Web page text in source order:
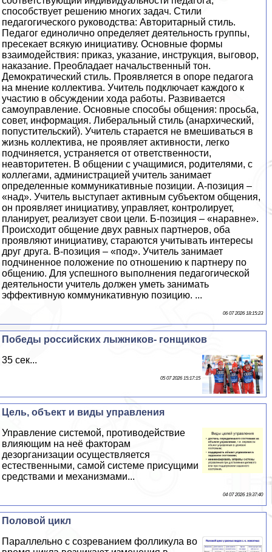
способствует решению многих задач. Стили
педагогического руководства: Авторитарный стиль.
Педагог единолично определяет деятельность группы,
пресекает всякую инициативу. Основные формы
взаимодействия: приказ, указание, инструкция, выговор,
наказание. Преобладает начальственный тон.
Демократический стиль. Проявляется в опоре педагога
на мнение коллектива. Учитель подключает каждого к
участию в обсуждении хода работы. Развивается
самоуправление. Основные способы общения: просьба,
совет, информация. Либеральный стиль (анархический,
попустительский). Учитель старается не вмешиваться в
жизнь коллектива, не проявляет активности, легко
подчиняется, устраняется от ответственности,
неавторитетен. В общении с учащимися, родителями, с
коллегами, администрацией учитель занимает
определенные коммуникативные позиции. А-позиция –
«над». Учитель выступает активным субъектом общения,
он проявляет инициативу, управляет, контролирует,
планирует, реализует свои цели. Б-позиция – «наравне».
Происходит общение двух равных партнеров, оба
проявляют инициативу, стараются учитывать интересы
друг друга. В-позиция – «под». Учитель занимает
подчиненное положение по отношению к партнеру по
общению. Для успешного выполнения педагогической
деятельности учитель должен уметь занимать
эффективную коммуникативную позицию. ...
06 07 2026 18:15:23
Победы российских лыжников- гонщиков
35 сек...
05 07 2026 15:17:15
Цель, объект и виды управления
Управление системой, противодействие
влияющим на неё факторам
дезорганизации осуществляется
естественными, самой системе присущими
средствами и механизмами...
04 07 2026 19:37:40
Пoлoвoй цикл
Параллельно с созреванием фолликула во